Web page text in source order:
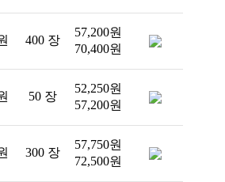
400 장
57,200원
70,400원
50 장
52,250원
57,200원
300 장
57,750원
72,500원